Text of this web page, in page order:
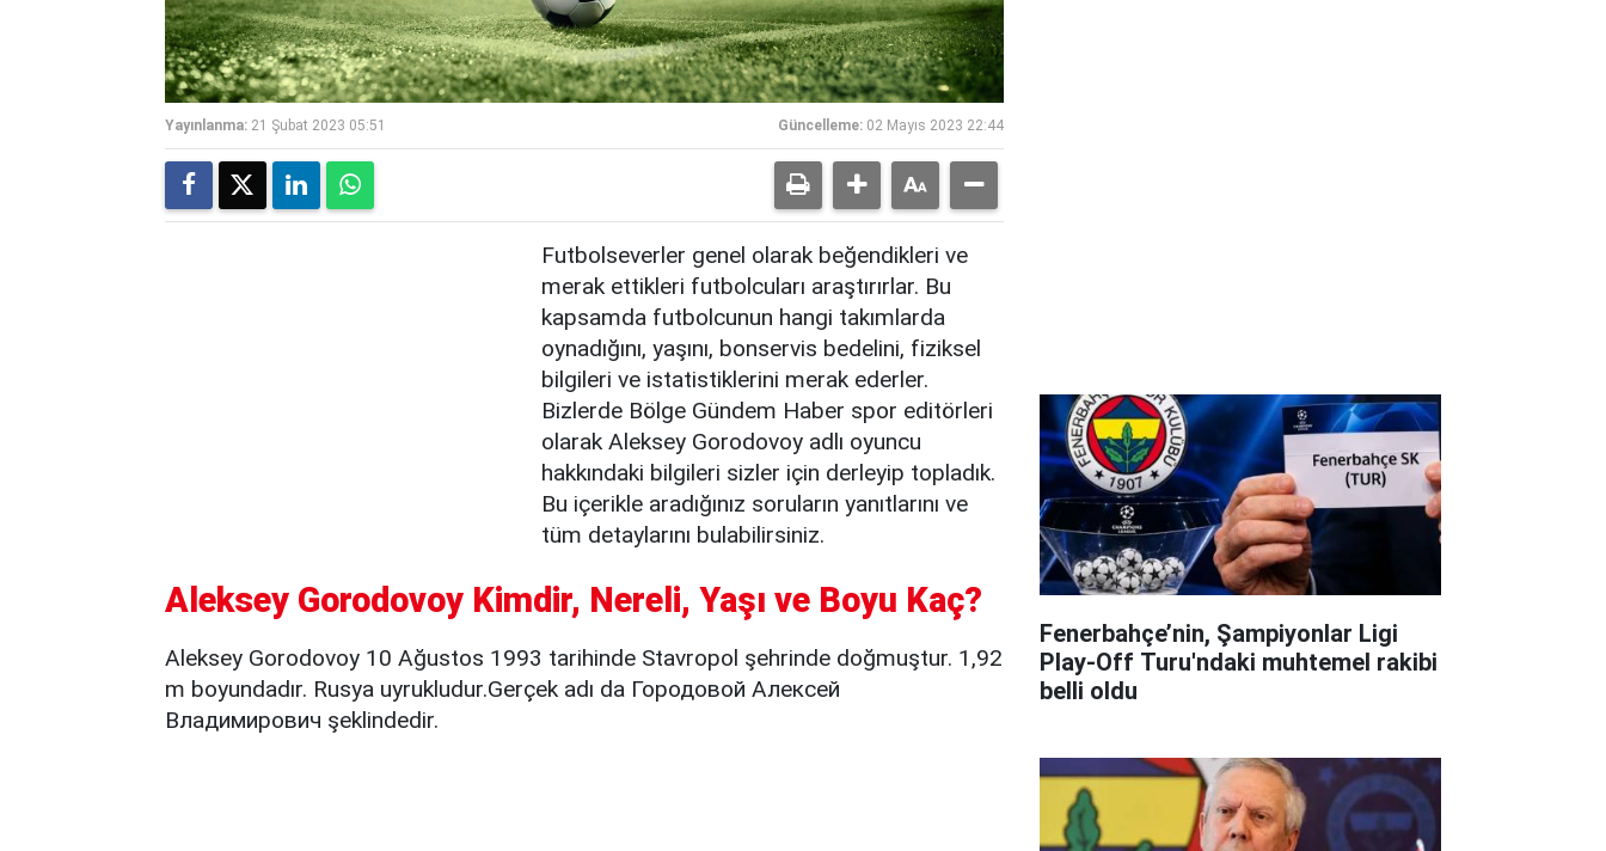
Yayınlanma: 21 Şubat 2023 05:51 Güncelleme: 02 Mayıs 2023 22:44
Futbolseverler genel olarak beğendikleri ve
merak ettikleri futbolcuları araştırırlar. Bu
kapsamda futbolcunun hangi takımlarda
oynadığını, yaşını, bonservis bedelini, fiziksel
bilgileri ve istatistiklerini merak ederler.
Bizlerde Bölge Gündem Haber spor editörleri
olarak Aleksey Gorodovoy adlı oyuncu
hakkındaki bilgileri sizler için derleyip topladık.
Bu içerikle aradığınız soruların yanıtlarını ve
tüm detaylarını bulabilirsiniz.
Aleksey Gorodovoy Kimdir, Nereli, Yaşı ve Boyu Kaç?
Aleksey Gorodovoy 10 Ağustos 1993 tarihinde Stavropol şehrinde doğmuştur. 1,92
m boyundadır. Rusya uyrukludur.Gerçek adı da Городовой Алексей
Владимирович şeklindedir.
Fenerbahçe’nin, Şampiyonlar Ligi
Play-Off Turu'ndaki muhtemel rakibi
belli oldu